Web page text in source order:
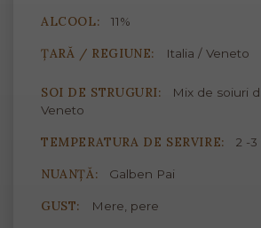
ALCOOL: 11%
ȚARĂ / REGIUNE: Italia / Veneto
SOI DE STRUGURI:
Mix de soiuri
Veneto
TEMPERATURA DE SERVIRE: 2 -3
NUANȚĂ: Galben Pai
GUST: Mere, pere